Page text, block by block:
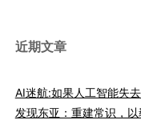
近期文章
AI迷航:如果人工智能失
发现东亚：重建常识，